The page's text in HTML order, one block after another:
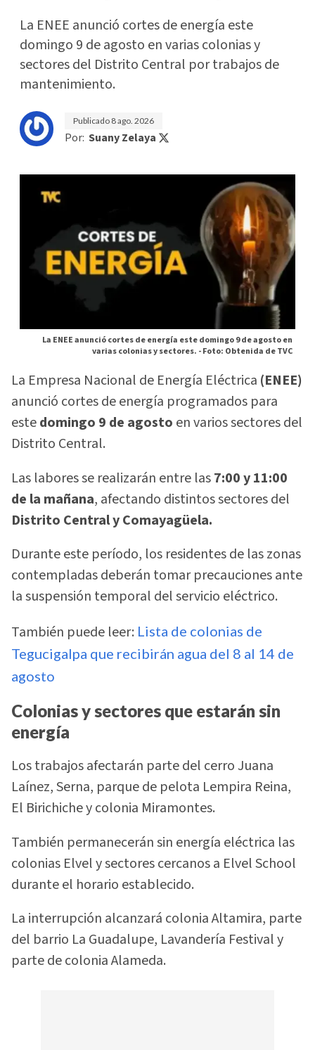
La ENEE anunció cortes de energía este
domingo 9 de agosto en varias colonias y
sectores del Distrito Central por trabajos de
mantenimiento.
Publicado 8 ago. 2026
Por: Suany Zelaya
La ENEE anunció cortes de energía este domingo 9 de agosto en
varias colonias y sectores. -Foto: Obtenida de TVC
La Empresa Nacional de Energía Eléctrica (ENEE)
anunció cortes de energía programados para
estedomingo 9 de agosto en varios sectores del
Distrito Central.
Las labores se realizarán entre las7:00 y 11:00
de la mañana, afectando distintos sectores del
Distrito Central y Comayagüela.
Durante este período, los residentes de las zonas
contempladas deberán tomar precauciones ante
la suspensión temporal del servicio eléctrico.
También puede leer: Lista de colonias de
Tegucigalpa que recibirán agua del 8 al 14 de
agosto
Colonias y sectores que estarán sin
energía
Los trabajos afectarán parte del cerro Juana
Laínez, Serna, parque de pelota Lempira Reina,
El Birichiche y colonia Miramontes.
También permanecerán sin energía eléctrica las
colonias Elvel y sectores cercanos a Elvel School
durante el horario establecido.
La interrupción alcanzará colonia Altamira, parte
del barrio La Guadalupe, Lavandería Festival y
parte de colonia Alameda.